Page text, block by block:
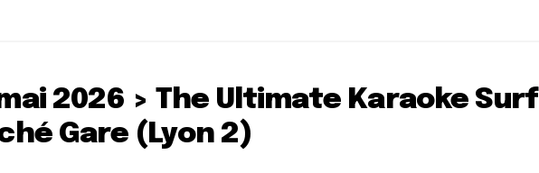
2026 > The Ultimate Karaoke Surf
Gare (Lyon 2)